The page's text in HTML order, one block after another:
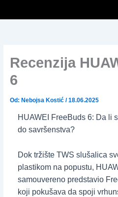
Recenzija
6
Od: Nebojsa Kostić /18.06.2025
HUAWEI FreeBuds 6: Da li
do savršenstva?
Dok tržište TWS slušalica
plastikom na popustu,
samouvereno predstavio
koji pokušava da spoji